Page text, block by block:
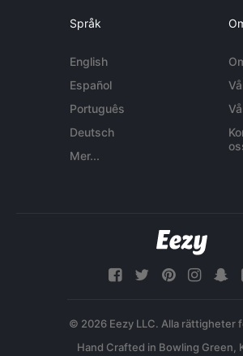
Språk
English
Español
Português
Deutsch
Mer...
© 2026 Eezy LLC. Alla rättigheter